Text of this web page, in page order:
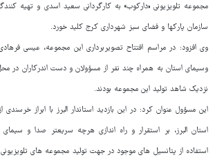
مجموعه تلویزیونی «دارکوب» به کارگردانی سعید اسدی و تهیه
سازمان پارکها و فضای سبز شهرداری کرج کلید خورد.
وی افزود:‌ در مراسم افتتاح تصویربرداری این مجموعه، عیسی
وسیمای استان به همراه چند نفر از مسؤولان و دست اندرکاران در
نزدیک شاهد تولید این مجموعه بودند.
این مسؤول عنوان کرد: در این بازدید استاندار البرز با ابراز
استان البرز،‌ بر استقرار و راه اندازی هرچه سریعتر صدا و
استفاده از پتانسیل های موجود در جهت تولید مجموعه های